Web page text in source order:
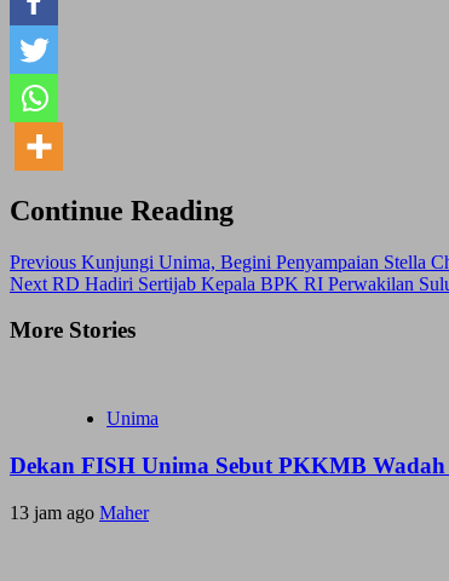
Continue Reading
Previous Kunjungi Unima, Begini Penyampaian Stella
Next RD Hadiri Sertijab Kepala BPK RI Perwakilan
More Stories
Unima
Dekan FISH Unima Sebut PKKMB
13 jam ago Maher